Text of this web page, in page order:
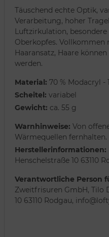
Täuschend echte Optik,
Verarbeitung, hoher
Luftzirkulation,
Oberkopfes. Vollkommen
Haaransatz, Haare
werden.
Material: 70 % Modacryl -
Scheitel: variabel
Gewicht: ca. 55 g
Warnhinweise: Von
Wärmequellen fernhalten.
Herstellerinformationen:
Henschelstraße 10 63110
Verantwortliche Person
Zweitfrisuren GmbH, Tilo
10 63110 Rodgau,